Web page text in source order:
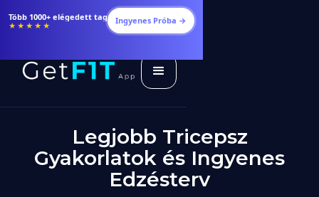
Több 1000+ elégedett tag
★★★★★ Ingyenes Próba →
Legjobb Tricepsz
Gyakorlatok és Ingyenes
Edzésterv